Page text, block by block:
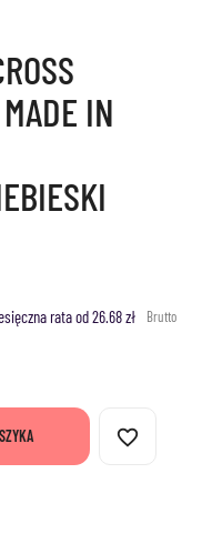
IN
rata od 26.68 zł Brutto
favorite_border